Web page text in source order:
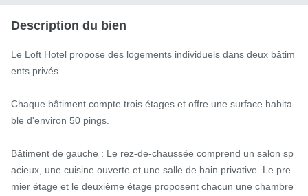
Description du bien
Le Loft Hotel propose des logements individuels dans deux bâtim
ents privés.
Chaque bâtiment compte trois étages et offre une surface habita
ble d'environ 50 pings.
Bâtiment de gauche : Le rez-de-chaussée comprend un salon sp
acieux, une cuisine ouverte et une salle de bain privative. Le pre
mier étage et le deuxième étage proposent chacun une chambre